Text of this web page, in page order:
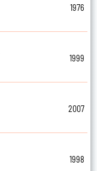
1976
1999
2007
1998